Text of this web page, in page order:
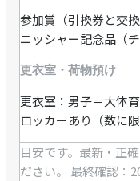
参加賞（引換券と交
ニッシャー記念品（チ
更衣室・荷物預け
更衣室：男子＝大体
ロッカーあり（数に
目安です。最新・正
ださい。
最終確認：